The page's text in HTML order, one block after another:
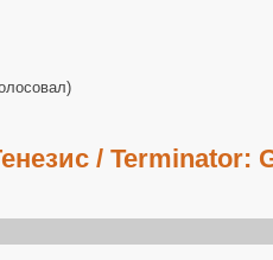
/ Terminator: